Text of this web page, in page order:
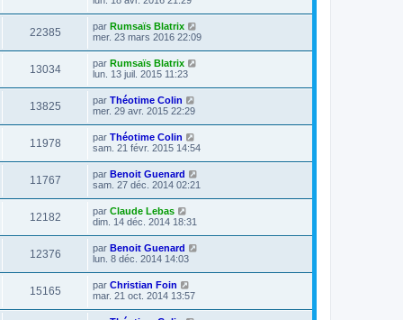
22385 par Rumsaïs Blatrix
mer. 23 mars 2016 22:09
13034 par Rumsaïs Blatrix
lun. 13 juil. 2015 11:23
13825 par Théotime Colin
mer. 29 avr. 2015 22:29
11978 par Théotime Colin
sam. 21 févr. 2015 14:54
11767 par Benoit Guenard
sam. 27 déc. 2014 02:21
12182 par Claude Lebas
dim. 14 déc. 2014 18:31
12376 par Benoit Guenard
lun. 8 déc. 2014 14:03
15165 par Christian Foin
mar. 21 oct. 2014 13:57